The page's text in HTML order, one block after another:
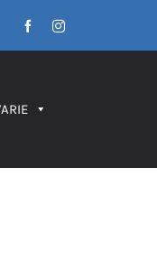
FacebookInstagram